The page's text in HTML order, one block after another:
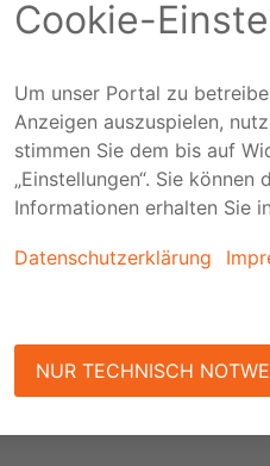
Videos
und Schritt-für-
zum Anlegen
in Bild und Ton.
ERFAHREN